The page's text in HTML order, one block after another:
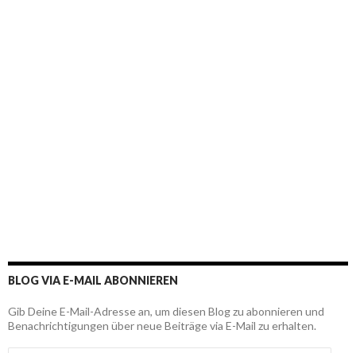
BLOG VIA E-MAIL ABONNIEREN
Gib Deine E-Mail-Adresse an, um diesen Blog zu abonnieren und
Benachrichtigungen über neue Beiträge via E-Mail zu erhalten.